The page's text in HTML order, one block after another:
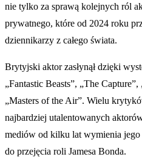
nie tylko za sprawą kolejnych ról
prywatnego, które od 2024 roku
dziennikarzy z całego świata.
Brytyjski aktor zasłynął dzięki
„Fantastic Beasts”, „The
„Masters of the Air”. Wielu
najbardziej utalentowanych
mediów od kilku lat wymienia
do przejęcia roli Jamesa Bonda.